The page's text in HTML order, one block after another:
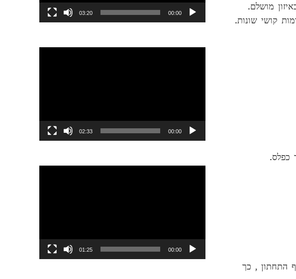
באיזון מושלם.
כפלס.
התחתון , כך
00:00
03:20
00:00
02:33
00:00
01:25